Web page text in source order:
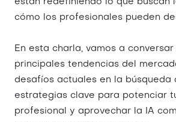
están redefiniendo lo que buscan
cómo los profesionales pueden
En esta charla, vamos a
principales tendencias del
desafíos actuales en la búsqueda
estrategias clave para potenciar
profesional y aprovechar la IA